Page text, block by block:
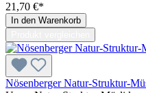
21,70 €*
In den Warenkorb
Nösenberger Natur-Struktur-